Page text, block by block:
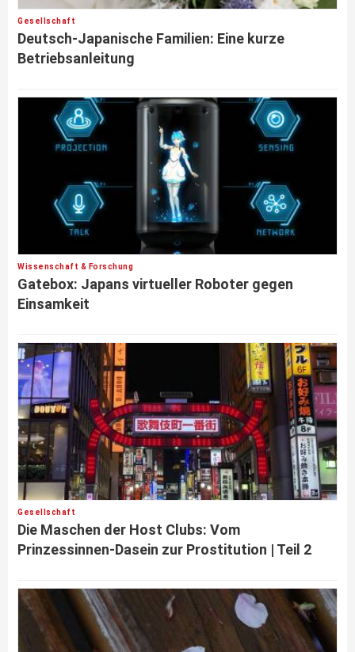
Gesellschaft
Deutsch-Japanische Familien: Eine kurze
Betriebsanleitung
Wissenschaft & Forschung
Gatebox: Japans virtueller Roboter gegen
Einsamkeit
Gesellschaft
Die Maschen der Host Clubs: Vom
Prinzessinnen-Dasein zur Prostitution | Teil 2